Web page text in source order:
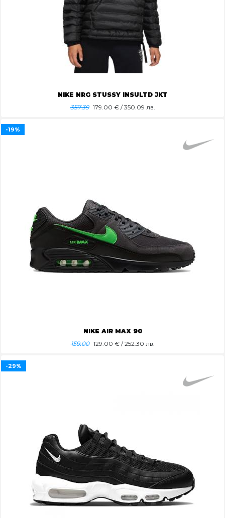
NIKE NRG STUSSY INSULTD JKT
357.39 179.00 € / 350.09 лв.
NIKE AIR MAX 90
159.00 129.00 € / 252.30 лв.
-19%
-29%